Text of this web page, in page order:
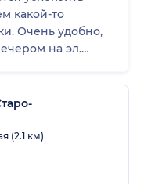
какой-то
Очень удобно,
на эл.
сестра
о времени.
делали быстро,
малышей.
врача
(2.1 км)